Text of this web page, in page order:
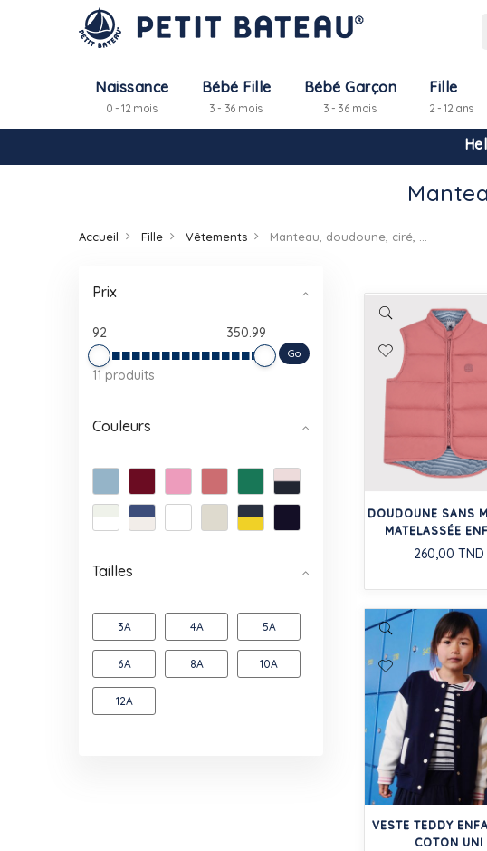
Naissance
0 - 12 mois
Bébé Fille
3 - 36 mois
Bébé Garçon
3 - 36 mois
Fille
2 - 12 ans
La
-10% pour
Accueil Fille Vêtements
DOUDOUNE SANS
MATELASSÉE
260,00 TND
VESTE TEDDY
COTON UNI
Prix
92 350.99
Go
11 produits
Couleurs
Tailles
3A 4A 5A
6A 8A 10A
12A